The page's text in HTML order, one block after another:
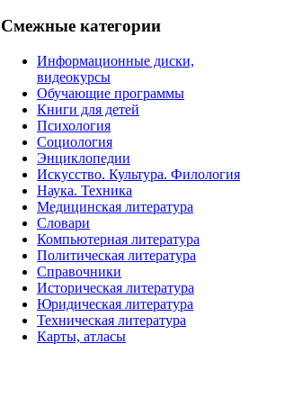
Смежные категории
Информационные диски,
видеокурсы
Обучающие программы
Книги для детей
Психология
Социология
Энциклопедии
Искусство. Культура. Филология
Наука. Техника
Медицинская литература
Словари
Компьютерная литература
Политическая литература
Справочники
Историческая литература
Юридическая литература
Техническая литература
Карты, атласы